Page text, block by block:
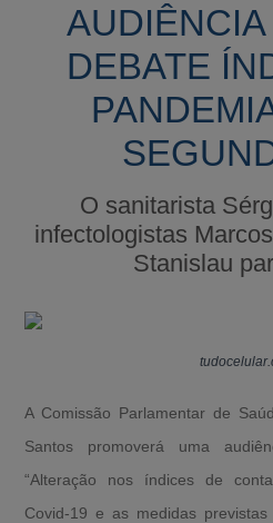
DEBATE
O sanitarista
infectologistas
Stanislau
A Comissão Parlamentar de
Santos promoverá uma
“Alteração nos índices de
Covid-19 e as medidas previstas